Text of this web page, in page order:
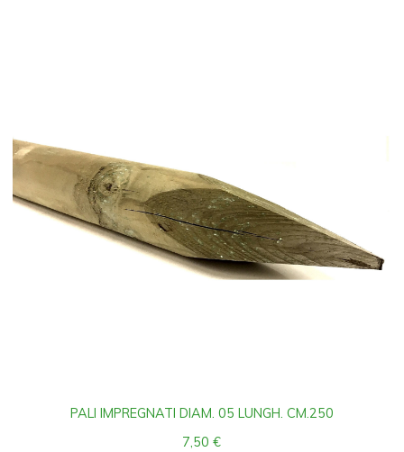
PALI IMPREGNATI DIAM. 05 LUNGH. CM.250
7,50€